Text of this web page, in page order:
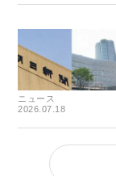
ニュース
2026.07.18